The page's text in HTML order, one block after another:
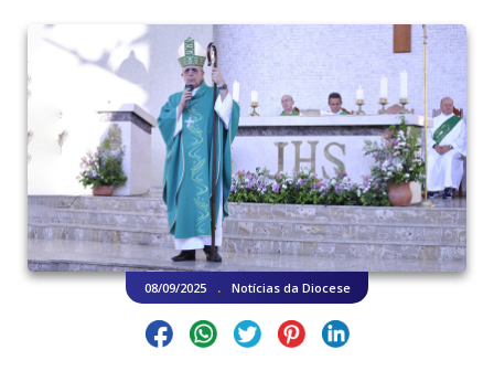
08/09/2025 . Notícias da Diocese